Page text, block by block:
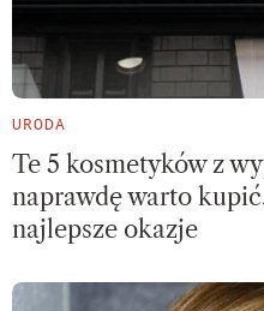
URODA
Te 5 kosmetyków z
naprawdę warto
najlepsze okazje